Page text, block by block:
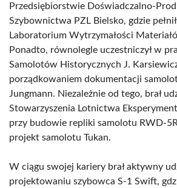
Przedsiębiorstwie Doświadczalno-
Szybownictwa PZL Bielsko, gdzie
Laboratorium Wytrzymałości
Ponadto, równolegle uczestniczył w
Samolotów Historycznych J.
porządkowaniem dokumentacji
Jungmann. Niezależnie od tego, brał
Stowarzyszenia Lotnictwa
przy budowie repliki samolotu RWD-
projekt samolotu Tukan.
W ciągu swojej kariery brał aktywny
projektowaniu szybowca S-1 Swift,